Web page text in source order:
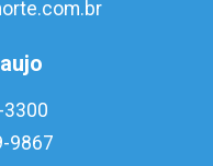
9867